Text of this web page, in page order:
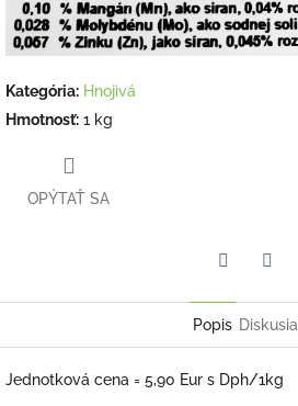
Kategória: Hnojivá
Hmotnosť: 1 kg
OPÝTAŤ SA
Popis Diskusia
Jednotková cena = 5,90 Eur s Dph/1kg